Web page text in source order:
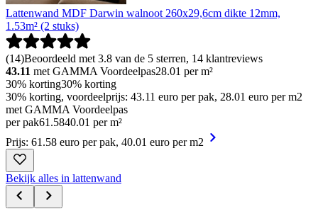
Lattenwand MDF Darwin walnoot 260x29,6cm dikte 12mm,
1.53m² (2 stuks)
(14)Beoordeeld met 3.8 van de 5 sterren, 14 klantreviews
43.11 met GAMMA Voordeelpas28.01 per m²
30% korting30% korting
30% korting, voordeelprijs: 43.11 euro per pak, 28.01 euro per m2
met GAMMA Voordeelpas
per pak61 .5840.01 per m²
Prijs: 61.58 euro per pak, 40.01 euro per m2
Bekijk alles in lattenwand